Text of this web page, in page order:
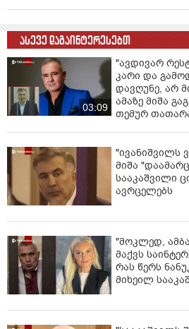
ასევე დაგაინტერესებთ
03:09
"ავდივარ
კარი და
დავღუნე, არ
ამაზე მიშა
თემურ
"ივანიშვილს
მიშა
სააკაშვილი
ავრცელებს
"მოკლედ,
მაქვს
რას წერს
მიხეილ